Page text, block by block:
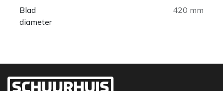
Blad
diameter
420 mm